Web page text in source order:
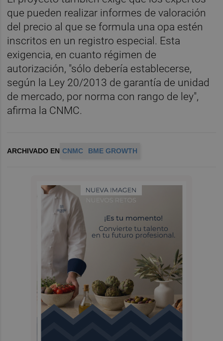
que pueden realizar informes de valoración
del precio al que se formula una opa estén
inscritos en un registro especial. Esta
exigencia, en cuanto régimen de
autorización, "sólo debería establecerse,
según la Ley 20/2013 de garantía de unidad
de mercado, por norma con rango de ley",
afirma la CNMC.
ARCHIVADO EN CNMC BME GROWTH